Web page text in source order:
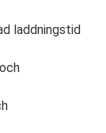
laddningstid